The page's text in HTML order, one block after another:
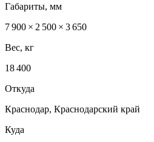
Габариты, мм
7 900 × 2 500 × 3 650
Вес, кг
18 400
Откуда
Краснодар, Краснодарский край
Куда